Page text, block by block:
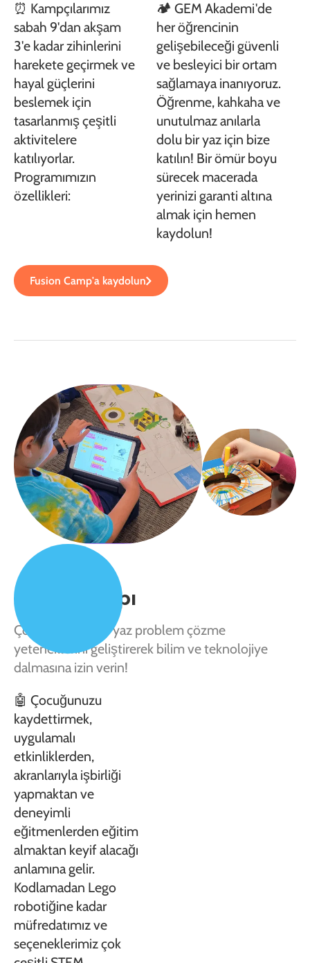
⏰ Kampçılarımız
sabah 9'dan akşam
3'e kadar zihinlerini
harekete geçirmek ve
hayal güçlerini
beslemek için
tasarlanmış çeşitli
aktivitelere
katılıyorlar.
Programımızın
özellikleri:
🏕️ GEM Akademi'de
her öğrencinin
gelişebileceği güvenli
ve besleyici bir ortam
sağlamaya inanıyoruz.
Öğrenme, kahkaha ve
unutulmaz anılarla
dolu bir yaz için bize
katılın! Bir ömür boyu
sürecek macerada
yerinizi garanti altına
almak için hemen
kaydolun!
Fusion Camp'a kaydolun
STEM Kampı
Çocuğunuzun bu yaz problem çözme
yeteneklerini geliştirerek bilim ve teknolojiye
dalmasına izin verin!
🤖 Çocuğunuzu
kaydettirmek,
uygulamalı
etkinliklerden,
akranlarıyla işbirliği
yapmaktan ve
deneyimli
eğitmenlerden eğitim
almaktan keyif alacağı
anlamına gelir.
Kodlamadan Lego
robotiğine kadar
müfredatımız ve
seçeneklerimiz çok